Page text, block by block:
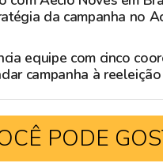
da campanha no
equipe com cinco
campanha à
PODE